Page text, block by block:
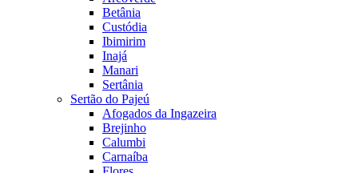
Betânia
Custódia
Ibimirim
Inajá
Manari
Sertânia
Sertão do Pajeú
Afogados da Ingazeira
Brejinho
Calumbi
Carnaíba